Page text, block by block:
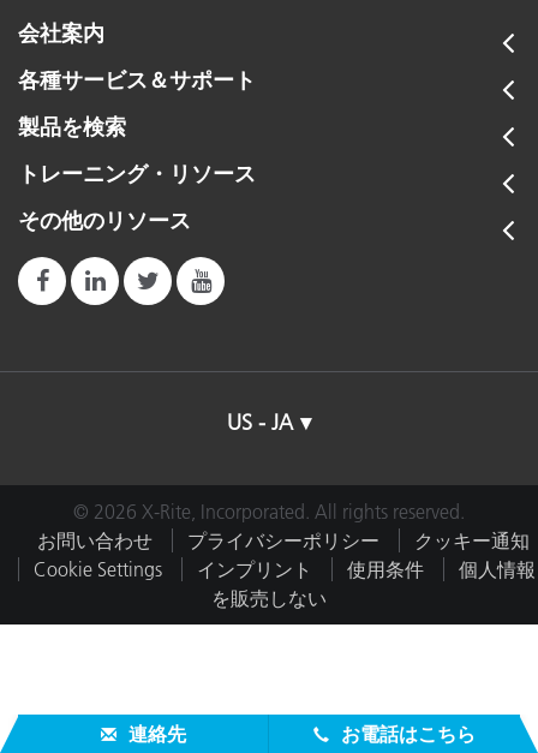
会社案内
各種サービス＆サポート
製品を検索
トレーニング・リソース
その他のリソース
US - JA
© 2026 X-Rite, Incorporated. All rights reserved.
お問い合わせ
プライバシーポリシー
クッキー通知
Cookie Settings
インプリント 使用条件
個人情報
を販売しない
連絡先 お電話はこちら